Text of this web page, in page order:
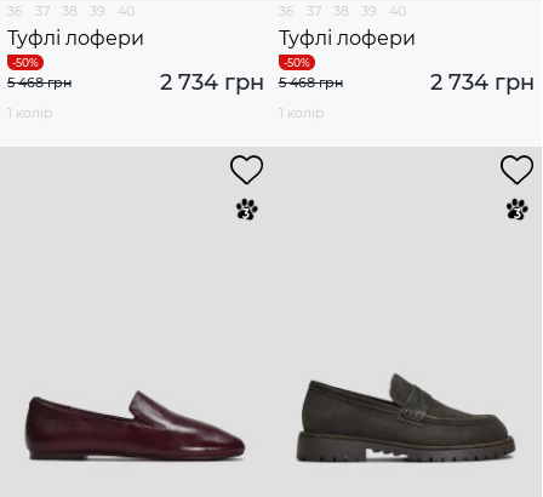
36 37 38 39 40
Туфлі лофери
2 734 грн
5 468 грн
1 колір
36 37 38 39 40
Туфлі лофери
2 734 грн
5 468 грн
1 колір